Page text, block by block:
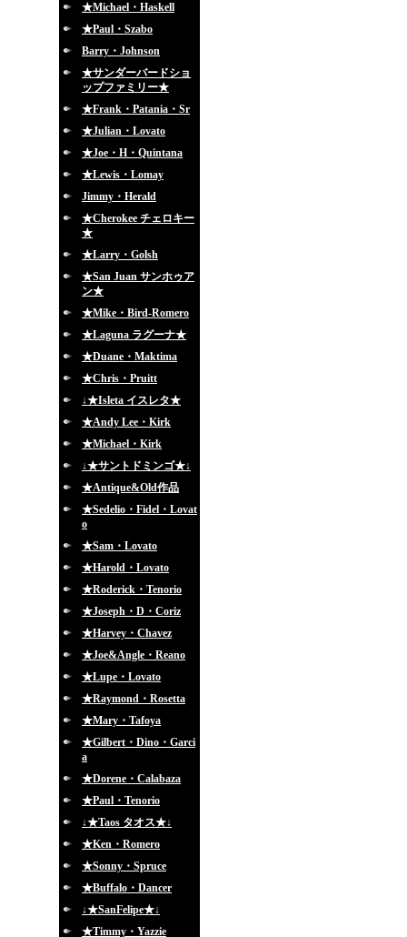
★Michael・Haskell
★Paul・Szabo
Barry・Johnson
★サンダーバードショ
ップファミリー★
★Frank・Patania・Sr
★Julian・Lovato
★Joe・H・Quintana
★Lewis・Lomay
Jimmy・Herald
★Cherokee チェロキー
★
★Larry・Golsh
★San Juan サンホゥア
ン★
★Mike・Bird-Romero
★Laguna ラグーナ★
★Duane・Maktima
★Chris・Pruitt
↓★Isleta イスレタ★
★Andy Lee・Kirk
★Michael・Kirk
↓★サントドミンゴ★↓
★Antique&Old作品
★Sedelio・Fidel・Lovat
o
★Sam・Lovato
★Harold・Lovato
★Roderick・Tenorio
★Joseph・D・Coriz
★Harvey・Chavez
★Joe&Angle・Reano
★Lupe・Lovato
★Raymond・Rosetta
★Mary・Tafoya
★Gilbert・Dino・Garci
a
★Dorene・Calabaza
★Paul・Tenorio
↓★Taos タオス★↓
★Ken・Romero
★Sonny・Spruce
★Buffalo・Dancer
↓★SanFelipe★↓
★Timmy・Yazzie